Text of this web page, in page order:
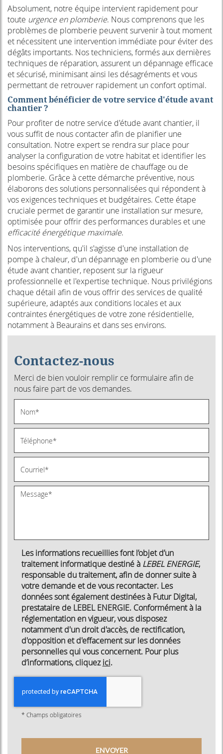
Absolument, notre équipe intervient rapidement pour
toute urgence en plomberie. Nous comprenons que les
problèmes de plomberie peuvent survenir à tout moment
et nécessitent une intervention immédiate pour éviter des
dégâts importants. Nos techniciens, formés aux dernières
techniques de réparation, assurent un dépannage efficace
et sécurisé, minimisant ainsi les désagréments et vous
permettant de retrouver rapidement un confort optimal.
Comment bénéficier de votre service d'étude avant
chantier ?
Pour profiter de notre service d'étude avant chantier, il
vous suffit de nous contacter afin de planifier une
consultation. Notre expert se rendra sur place pour
analyser la configuration de votre habitat et identifier les
besoins spécifiques en matière de chauffage ou de
plomberie. Grâce à cette démarche préventive, nous
élaborons des solutions personnalisées qui répondent à
vos exigences techniques et budgétaires. Cette étape
cruciale permet de garantir une installation sur mesure,
optimisée pour offrir des performances durables et une
efficacité énergétique maximale.
Nos interventions, qu'il s'agisse d'une installation de
pompe à chaleur, d'un dépannage en plomberie ou d'une
étude avant chantier, reposent sur la rigueur
professionnelle et l'expertise technique. Nous privilégions
chaque détail afin de vous offrir des services de qualité
supérieure, adaptés aux conditions locales et aux
contraintes énergétiques de votre zone résidentielle,
notamment à Beaurains et dans ses environs.
Contactez-nous
Merci de bien vouloir remplir ce formulaire afin de
nous faire part de vos demandes.
Les informations recueillies font l’objet d’un
traitement informatique destiné àLEBEL ENERGIE,
responsable du traitement, afin de donner suite à
votre demande et de vous recontacter. Les
données sont également destinées à Futur Digital,
prestataire de LEBEL ENERGIE. Conformément à la
réglementation en vigueur, vous disposez
notamment d'un droit d'accès, de rectification,
d'opposition et d'effacement sur les données
personnelles qui vous concernent. Pour plus
d’informations, cliquezici.
* Champs obligatoires